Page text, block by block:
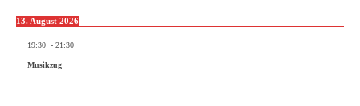
13. August 2026
19:30 - 21:30
Musikzug